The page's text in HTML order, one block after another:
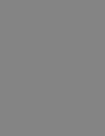
in
Curtii de
drept al